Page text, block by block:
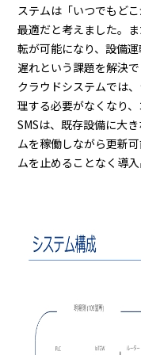
ステムは「いつでもど
最適だと考えました。
転が可能になり、設備
遅れという課題を解決
クラウドシステムでは
理する必要がなくなり、
SMSは、既存設備に大
ムを稼働しながら更新
ムを止めることなく導